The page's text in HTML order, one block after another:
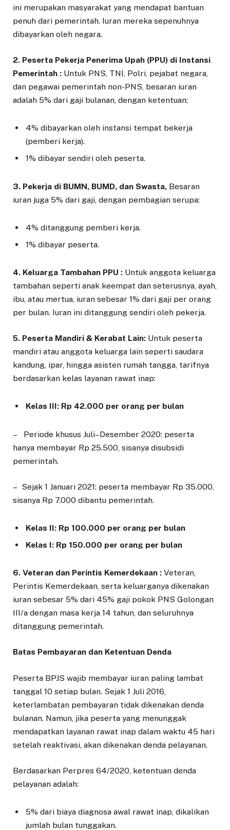
ini merupakan masyarakat yang mendapat bantuan
penuh dari pemerintah. Iuran mereka sepenuhnya
dibayarkan oleh negara.
2. Peserta Pekerja Penerima Upah (PPU) di Instansi
Pemerintah : Untuk PNS, TNI, Polri, pejabat negara,
dan pegawai pemerintah non-PNS, besaran iuran
adalah 5% dari gaji bulanan, dengan ketentuan:
4% dibayarkan oleh instansi tempat bekerja
(pemberi kerja).
1% dibayar sendiri oleh peserta.
3. Pekerja di BUMN, BUMD, dan Swasta, Besaran
iuran juga 5% dari gaji, dengan pembagian serupa:
4% ditanggung pemberi kerja.
1% dibayar peserta.
4. Keluarga Tambahan PPU : Untuk anggota keluarga
tambahan seperti anak keempat dan seterusnya, ayah,
ibu, atau mertua, iuran sebesar 1% dari gaji per orang
per bulan. Iuran ini ditanggung sendiri oleh pekerja.
5. Peserta Mandiri & Kerabat Lain: Untuk peserta
mandiri atau anggota keluarga lain seperti saudara
kandung, ipar, hingga asisten rumah tangga, tarifnya
berdasarkan kelas layanan rawat inap:
Kelas III: Rp 42.000 per orang per bulan
– Periode khusus Juli–Desember 2020: peserta
hanya membayar Rp 25.500, sisanya disubsidi
pemerintah.
– Sejak 1 Januari 2021: peserta membayar Rp 35.000,
sisanya Rp 7.000 dibantu pemerintah.
Kelas II: Rp 100.000 per orang per bulan
Kelas I: Rp 150.000 per orang per bulan
6. Veteran dan Perintis Kemerdekaan : Veteran,
Perintis Kemerdekaan, serta keluarganya dikenakan
iuran sebesar 5% dari 45% gaji pokok PNS Golongan
III/a dengan masa kerja 14 tahun, dan seluruhnya
ditanggung pemerintah.
Batas Pembayaran dan Ketentuan Denda
Peserta BPJS wajib membayar iuran paling lambat
tanggal 10 setiap bulan. Sejak 1 Juli 2016,
keterlambatan pembayaran tidak dikenakan denda
bulanan. Namun, jika peserta yang menunggak
mendapatkan layanan rawat inap dalam waktu 45 hari
setelah reaktivasi, akan dikenakan denda pelayanan.
Berdasarkan Perpres 64/2020, ketentuan denda
pelayanan adalah:
5% dari biaya diagnosa awal rawat inap, dikalikan
jumlah bulan tunggakan.